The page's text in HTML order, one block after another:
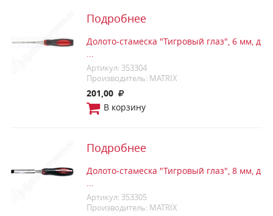
Подробнее
Долото-стамеска "Тигровый глаз", 6 мм, д
...
Артикул: 353304
Производитель: MATRIX
201,00
В корзину
Подробнее
Долото-стамеска "Тигровый глаз", 8 мм, д
...
Артикул: 353305
Производитель: MATRIX